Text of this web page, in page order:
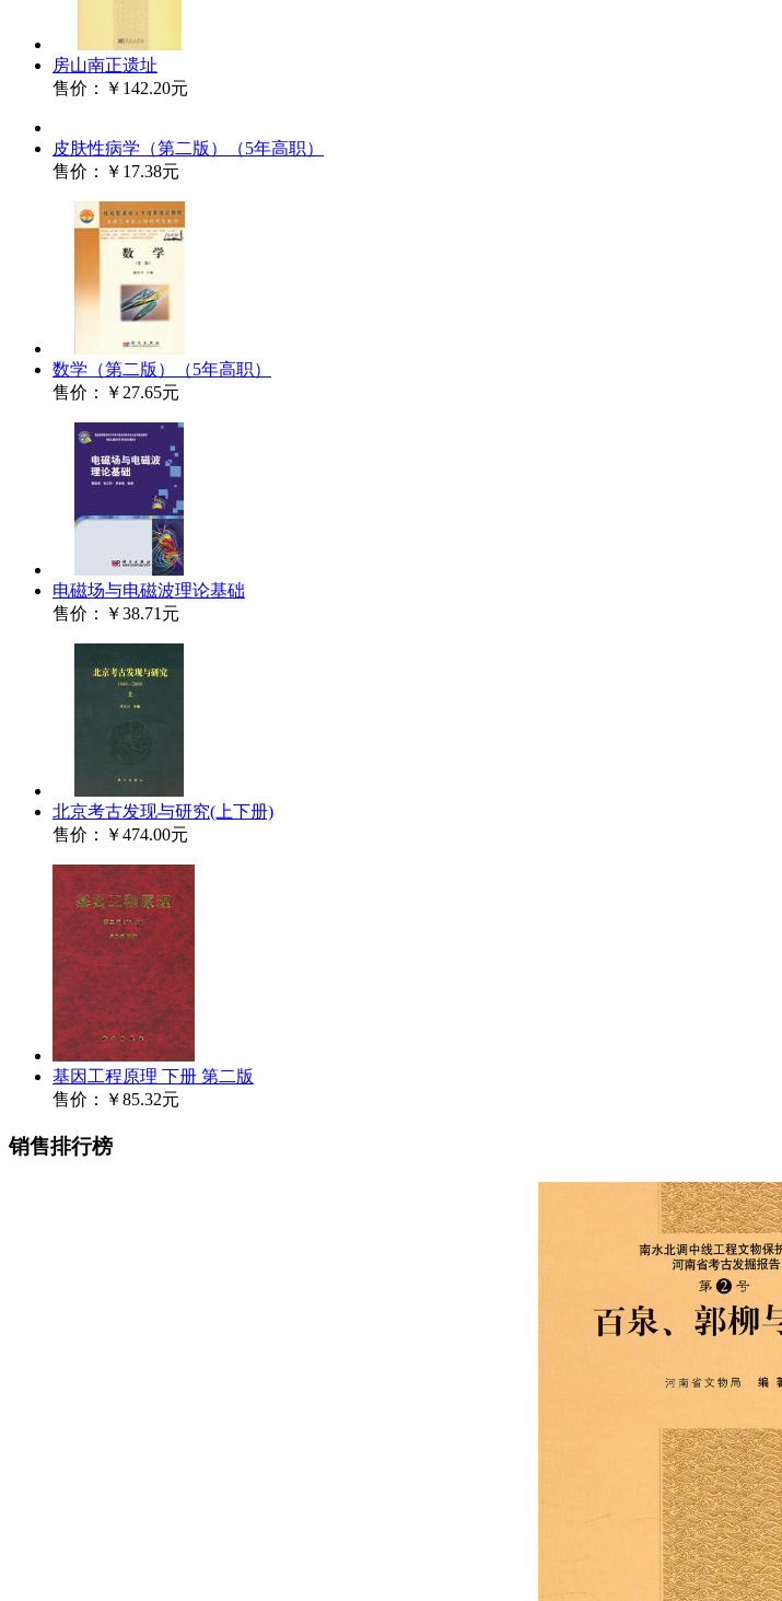
房山南正遗址
售价：
￥142.20元
皮肤性病学（第二版）（5年高职）
售价：
￥17.38元
数学（第二版）（5年高职）
售价：
￥27.65元
电磁场与电磁波理论基础
售价：
￥38.71元
北京考古发现与研究(上下册)
售价：
￥474.00元
基因工程原理 下册 第二版
售价：
￥85.32元
销售排行榜